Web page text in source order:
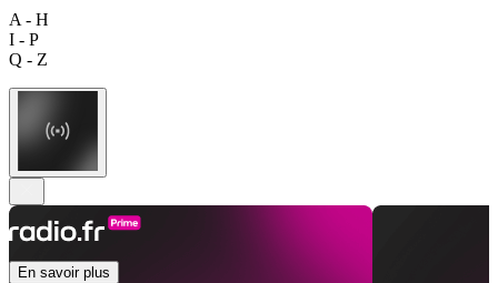
A - H
I - P
Q - Z
En savoir plus